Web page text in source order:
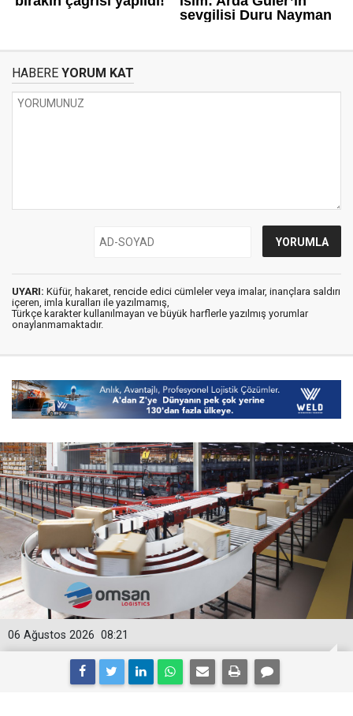
HABERE YORUM KAT
UYARI: Küfür, hakaret, rencide edici cümleler veya imalar, inançlara saldırı
içeren, imla kuralları ile yazılmamış,
Türkçe karakter kullanılmayan ve büyük harflerle yazılmış yorumlar
onaylanmamaktadır.
08:21
06 Ağustos 2026